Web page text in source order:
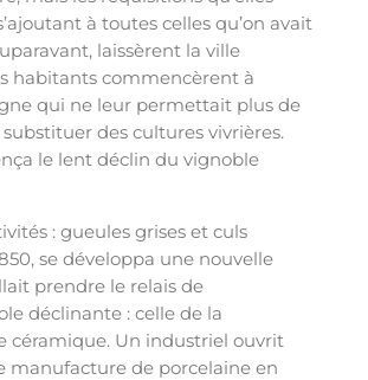
à toutes celles qu’on avait
laissèrent la ville
habitants commencèrent à
qui ne leur permettait plus de
des cultures vivrières.
le lent déclin du vignoble
: gueules grises et culs
se développa une nouvelle
prendre le relais de
déclinante : celle de la
céramique. Un industriel ouvrit
manufacture de porcelaine en